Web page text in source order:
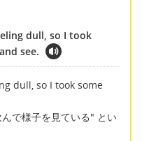
dull, so I took
see.
dull, so I took some
で様子を見ている" とい